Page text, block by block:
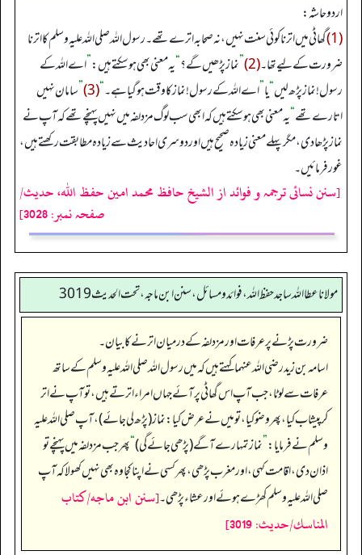
اردو حاشہ:
(1) گھاٹی میں اترنا کوئی سنت نہیں، نہ صحابہ اترے تھے۔ رسول اللہ صلی اللہ علیہ وسلم کا اترنا
ضرورت کے لیے تھا۔(2)
”نماز پڑھیں گے؟“یہ معنی بھی ہو سکتے ہیں:”اے اللہ کے
رسول! نماز پڑھ لیں“یا”اے اللہ کے رسول! نماز کا وقت ہوگیا ہے۔“
(3)
”سامان نہیں
اتارے تھے“یہ معنی بھی ہو سکتے ہیں کہ ابھی سب لوگ مزدلفہ میں نہیں پہنچے تھے کہ آپ نے
نماز پڑھا دی، مگر پہلے معنی زیادہ صحیح ہیں اور دوسری احادیث سے زیادہ مطابقت رکھتے ہیں،
غور فرمائیں۔
[سنن نسائی ترجمہ و فوائد از الشیخ حافظ محمد امین حفظ اللہ، حدیث/
صفحہ نمبر: 3028]
مولانا عطا الله ساجد حفظ الله، فوائد و مسائل، سنن ابن ماجه، تحت الحديث3019
ضرورت پڑنے پر عرفات اور مزدلفہ کے درمیان اترنے کا بیان۔
اسامہ بن زید رضی اللہ عنہما کہتے ہیں کہ میں رسول اللہ صلی اللہ علیہ وسلم کے ساتھ
عرفات سے لوٹا، جب آپ اس گھاٹی پر آئے جہاں امراء اترتے ہیں، تو آپ نے اتر
کر پیشاب کیا، پھر وضو کیا، تو میں نے عرض کیا: نماز (پڑھ لی جائے)، آپ صلی اللہ علیہ
وسلم نے فرمایا:”نماز تمہارے آگے (پڑھی جائے گی)“پھر جب مزدلفہ میں پہنچے تو
اذان دی، اقامت کہی، اور مغرب پڑھی، پھر کسی نے اپنا کجاوہ بھی نہیں کھولا کہ آپ
صلی اللہ علیہ وسلم کھڑے ہوئے اور عشاء پڑھی۔[سنن ابن ماجه/كتاب
المناسك/حدیث: 3019]